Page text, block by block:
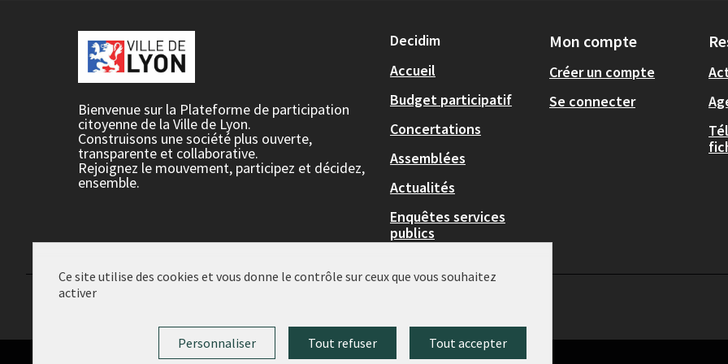
Bienvenue sur la Plateforme de participation
citoyenne de la Ville de Lyon.
Construisons une société plus ouverte,
transparente et collaborative.
Rejoignez le mouvement, participez et décidez,
ensemble.
Decidim
Accueil
Budget participatif
Concertations
Assemblées
Actualités
Enquêtes services
publics
Mon compte
Créer un compte
Se connecter
Ce site utilise des cookies et vous donne le contrôle sur ceux que vous souhaitez
activer
Tout accepter
Tout refuser
Personnaliser